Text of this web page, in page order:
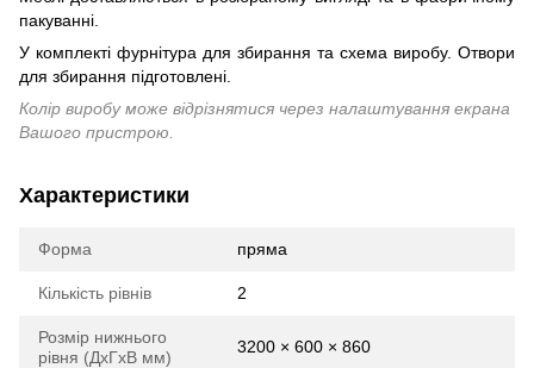
пакуванні.
У комплекті фурнітура для збирання та схема виробу. Отвори
для збирання підготовлені.
Колір виробу може відрізнятися через налаштування екрана
Вашого пристрою.
Характеристики
Форма пряма
Кількість рівнів 2
Розмір нижнього
рівня (ДхГхВ мм)
3200 × 600 × 860